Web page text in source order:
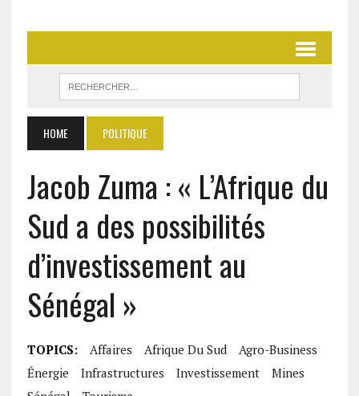
HOME POLITIQUE
Jacob Zuma : « L’Afrique du
Sud a des possibilités
d’investissement au
Sénégal »
TOPICS: Affaires Afrique Du Sud
Agro-Business
Énergie
Infrastructures Investissement
Mines